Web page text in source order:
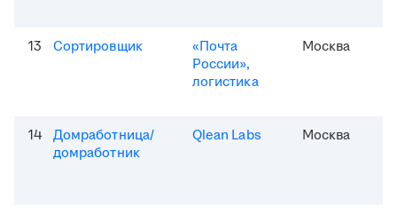
13 Сортировщик
«Почта
России»,
логистика
Москва
14
Домработница/
домработник
Qlean Labs Москва